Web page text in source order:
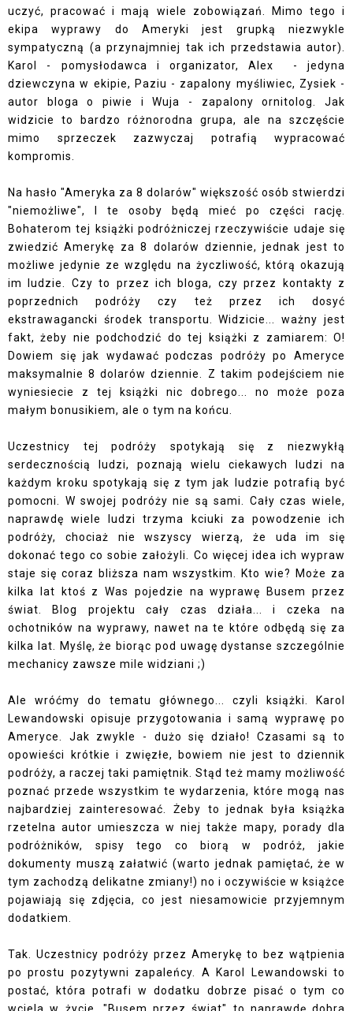
uczyć, pracować i mają wiele zobowiązań. Mimo tego i
ekipa wyprawy do Ameryki jest grupką niezwykle
sympatyczną (a przynajmniej tak ich przedstawia autor).
Karol - pomysłodawca i organizator, Alex - jedyna
dziewczyna w ekipie, Paziu - zapalony myśliwiec, Zysiek -
autor bloga o piwie i Wuja - zapalony ornitolog. Jak
widzicie to bardzo różnorodna grupa, ale na szczęście
mimo sprzeczek zazwyczaj potrafią wypracować
kompromis.
Na hasło "Ameryka za 8 dolarów" większość osób stwierdzi
"niemożliwe", I te osoby będą mieć po części rację.
Bohaterom tej książki podróżniczej rzeczywiście udaje się
zwiedzić Amerykę za 8 dolarów dziennie, jednak jest to
możliwe jedynie ze względu na życzliwość, którą okazują
im ludzie. Czy to przez ich bloga, czy przez kontakty z
poprzednich podróży czy też przez ich dosyć
ekstrawagancki środek transportu. Widzicie... ważny jest
fakt, żeby nie podchodzić do tej książki z zamiarem: O!
Dowiem się jak wydawać podczas podróży po Ameryce
maksymalnie 8 dolarów dziennie. Z takim podejściem nie
wyniesiecie z tej książki nic dobrego... no może poza
małym bonusikiem, ale o tym na końcu.
Uczestnicy tej podróży spotykają się z niezwykłą
serdecznością ludzi, poznają wielu ciekawych ludzi na
każdym kroku spotykają się z tym jak ludzie potrafią być
pomocni. W swojej podróży nie są sami. Cały czas wiele,
naprawdę wiele ludzi trzyma kciuki za powodzenie ich
podróży, chociaż nie wszyscy wierzą, że uda im się
dokonać tego co sobie założyli. Co więcej idea ich wypraw
staje się coraz bliższa nam wszystkim. Kto wie? Może za
kilka lat ktoś z Was pojedzie na wyprawę Busem przez
świat. Blog projektu cały czas działa... i czeka na
ochotników na wyprawy, nawet na te które odbędą się za
kilka lat. Myślę, że biorąc pod uwagę dystanse szczególnie
mechanicy zawsze mile widziani ;)
Ale wróćmy do tematu głównego... czyli książki. Karol
Lewandowski opisuje przygotowania i samą wyprawę po
Ameryce. Jak zwykle - dużo się działo! Czasami są to
opowieści krótkie i zwięzłe, bowiem nie jest to dziennik
podróży, a raczej taki pamiętnik. Stąd też mamy możliwość
poznać przede wszystkim te wydarzenia, które mogą nas
najbardziej zainteresować. Żeby to jednak była książka
rzetelna autor umieszcza w niej także mapy, porady dla
podróżników, spisy tego co biorą w podróż, jakie
dokumenty muszą załatwić (warto jednak pamiętać, że w
tym zachodzą delikatne zmiany!) no i oczywiście w książce
pojawiają się zdjęcia, co jest niesamowicie przyjemnym
dodatkiem.
Tak. Uczestnicy podróży przez Amerykę to bez wątpienia
po prostu pozytywni zapaleńcy. A Karol Lewandowski to
postać, która potrafi w dodatku dobrze pisać o tym co